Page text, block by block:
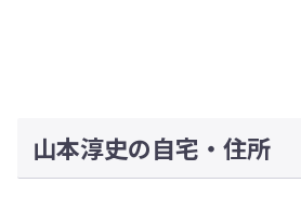
山本淳史の自宅・住所